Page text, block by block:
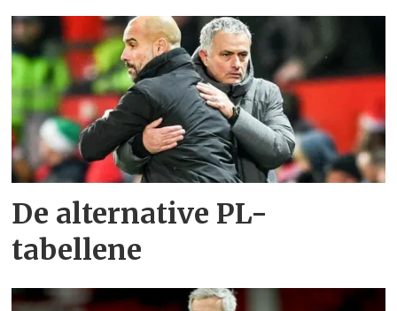
De alternative PL-
tabellene